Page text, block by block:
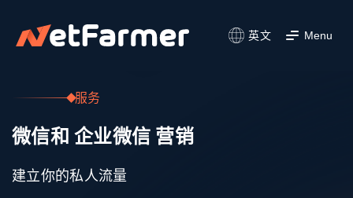
英文 Menu
服务
微信和 企业微信 营销
建立你的私人流量